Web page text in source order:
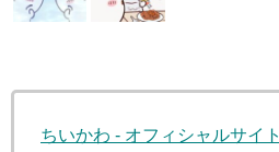
ちいかわ - オフィシャルサイト